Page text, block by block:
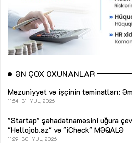
ƏN ÇOX OXUNANLAR
Məzuniyyət və işçinin təminatları:
11:54 31 İYUL, 2026
"Startap" şəhadətnaməsini uğura
"Hellojob.az" və "iCheck" MƏQALƏ
11:29 30 İYUL, 2026